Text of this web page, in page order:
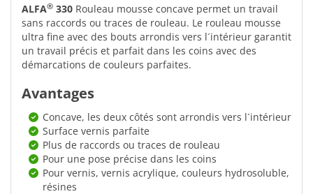
ALFA® 330 Rouleau mousse concave permet un travail
sans raccords ou traces de rouleau. Le rouleau mousse
ultra fine avec des bouts arrondis vers l´intérieur garantit
un travail précis et parfait dans les coins avec des
démarcations de couleurs parfaites.
Avantages
Concave, les deux côtés sont arrondis vers l´intérieur
Surface vernis parfaite
Plus de raccords ou traces de rouleau
Pour une pose précise dans les coins
Pour vernis, vernis acrylique, couleurs hydrosoluble,
résines